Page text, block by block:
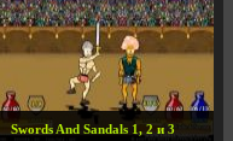
#6
#8
Swords And Sandals 1, 2 и 3